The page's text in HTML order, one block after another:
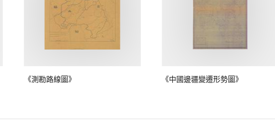
《測勘路線圖》 《中國邊疆變遷形勢圖》